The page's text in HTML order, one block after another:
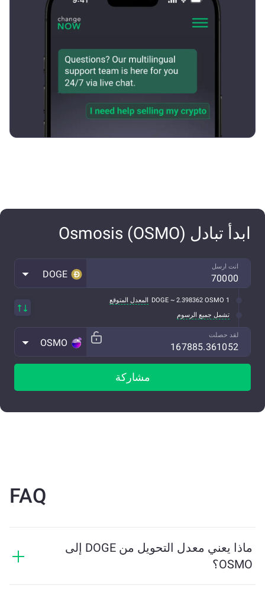
ابدأ تبادل Osmosis (OSMO)
انت ارسل
DOGE
1 DOGE ~ 2.398362 OSMO
المعدل المتوقع
تشمل جميع الرسوم
لقد حصلت
OSMO
مشاركة
FAQ
ماذا يعني معدل التحويل من DOGE إلى
OSMO؟